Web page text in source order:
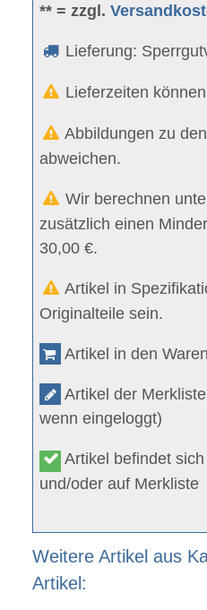
** = zzgl.
Lieferung:
Lieferzeiten
Abbildungen zu
abweichen.
Wir berechnen
zusätzlich einen
30,00 €.
Artikel in
Originalteile sein.
Artikel in den
Artikel der
wenn eingeloggt)
Artikel befindet
und/oder auf Merkliste
Weitere Artikel aus
Artikel: